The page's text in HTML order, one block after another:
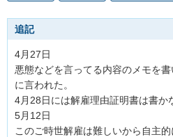
追記
4月27日
悪態などを言ってる内容のメモを
に言われた。
4月28日には解雇理由証明書は書か
5月12日
このご時世解雇は難しいから自主的